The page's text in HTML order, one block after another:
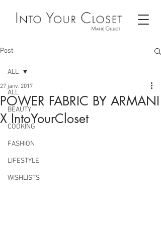
Post
ALL
BEAUTY
COOKING
FASHION
LIFESTYLE
WISHLISTS
ALL
POWER FABRIC BY ARMANI
X IntoYourCloset
27 janv. 2017